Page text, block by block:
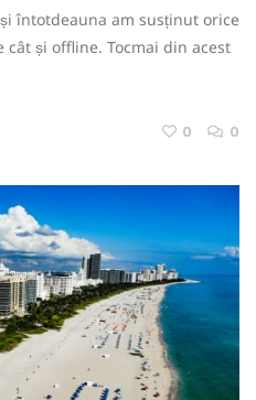
întotdeauna am susținut orice
și offline. Tocmai din acest
0 0